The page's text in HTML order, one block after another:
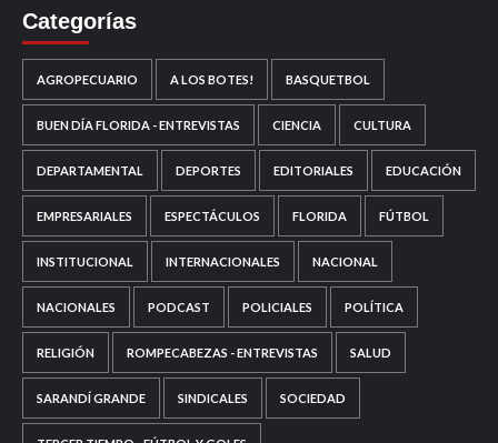
Categorías
AGROPECUARIO A LOS BOTES! BASQUETBOL
BUEN DÍA FLORIDA - ENTREVISTAS CIENCIA CULTURA
DEPARTAMENTAL DEPORTES EDITORIALES EDUCACIÓN
EMPRESARIALES ESPECTÁCULOS FLORIDA FÚTBOL
INSTITUCIONAL INTERNACIONALES NACIONAL
NACIONALES PODCAST POLICIALES POLÍTICA
RELIGIÓN ROMPECABEZAS - ENTREVISTAS SALUD
SARANDÍ GRANDE SINDICALES SOCIEDAD